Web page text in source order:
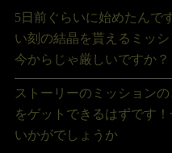
5日前ぐらいに始めたんで
い刻の結晶を貰えるミッ
今からじゃ厳しいですか？
ストーリーのミッション
をゲットできるはずです
いかがでしょうか